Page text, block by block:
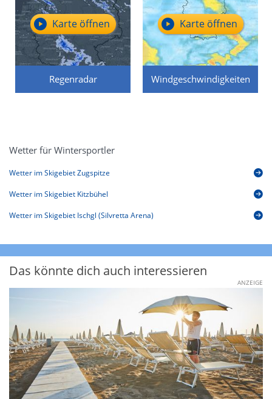
Regenradar
Karte öffnen
Windgeschwindigkeiten
Karte öffnen
Wetter für Wintersportler
Wetter im Skigebiet Zugspitze
Wetter im Skigebiet Kitzbühel
Wetter im Skigebiet Ischgl (Silvretta Arena)
Das könnte dich auch interessieren
ANZEIGE